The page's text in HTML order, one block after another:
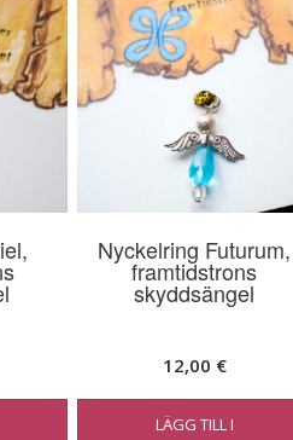
Nyckelring Futurum,
framtidstrons
skyddsängel
12,00 €
LÄGG TILL I